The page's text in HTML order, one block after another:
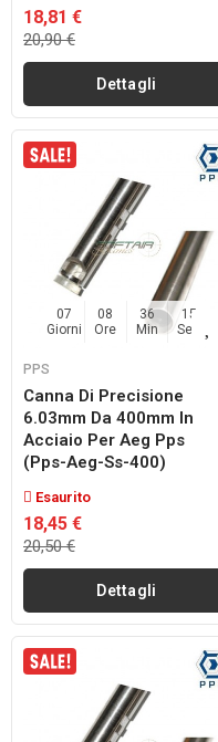
18,81 €
20,90 €
Dettagli
07
Giorni
08
Ore
36
Min
14
Sec
PPS
Canna Di Precisione
6.03mm Da 400mm In
Acciaio Per Aeg Pps
(pps-Aeg-Ss-400)
Esaurito
18,45 €
20,50 €
Dettagli